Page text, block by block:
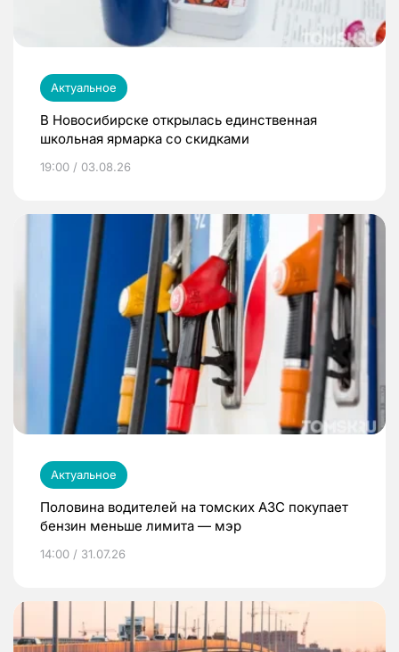
Актуальное
В Новосибирске открылась единственная
школьная ярмарка со скидками
19:00 / 03.08.26
Актуальное
Половина водителей на томских АЗС покупает
бензин меньше лимита — мэр
14:00 / 31.07.26